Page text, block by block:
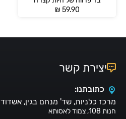
₪ 59.90
יצירת קשר
כתובתנו:
מרכז כלניות, שד' מנחם בגין, אשדוד
חנות 108, צמוד לאסותא